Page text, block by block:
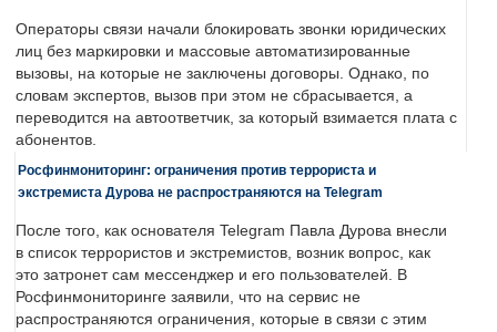
Операторы связи начали блокировать звонки юридических
лиц без маркировки и массовые автоматизированные
вызовы, на которые не заключены договоры. Однако, по
словам экспертов, вызов при этом не сбрасывается, а
переводится на автоответчик, за который взимается плата с
абонентов.
Росфинмониторинг: ограничения против террориста и
экстремиста Дурова не распространяются на Telegram
После того, как основателя Telegram Павла Дурова внесли
в список террористов и экстремистов, возник вопрос, как
это затронет сам мессенджер и его пользователей. В
Росфинмониторинге заявили, что на сервис не
распространяются ограничения, которые в связи с этим